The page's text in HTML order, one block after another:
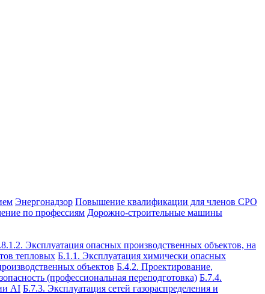
Энергонадзор Повышение квалификации для членов СРО
по профессиям Дорожно-строительные машины
Эксплуатация опасных производственных объектов, на
тепловых Б.1.1. Эксплуатация химически опасных
объектов Б.4.2. Проектирование,
(профессиональная переподготовка) Б.7.4.
АI Б.7.3. Эксплуатация сетей газораспределения и